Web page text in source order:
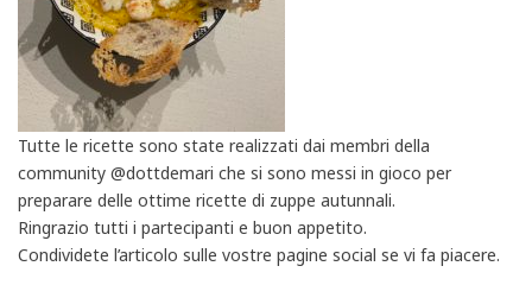
Tutte le ricette sono state realizzati dai membri della
community @dottdemari che si sono messi in gioco per
preparare delle ottime ricette di zuppe autunnali.
Ringrazio tutti i partecipanti e buon appetito.
Condividete l’articolo sulle vostre pagine social se vi fa piacere.